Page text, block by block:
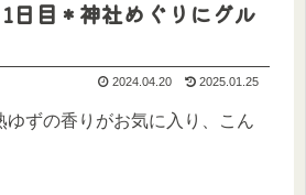
1日目＊神社めぐりにグル
2024.04.20 2025.01.25
ゆずの香りがお気に入り、こん